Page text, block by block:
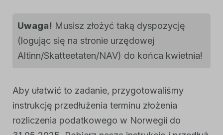
Uwaga! Musisz złożyć taką dyspozycję
(logując się na stronie urzędowej
Altinn/Skatteetaten/NAV) do końca kwietnia!
Aby ułatwić to zadanie, przygotowaliśmy
instrukcję przedłużenia terminu złożenia
rozliczenia podatkowego w Norwegii do